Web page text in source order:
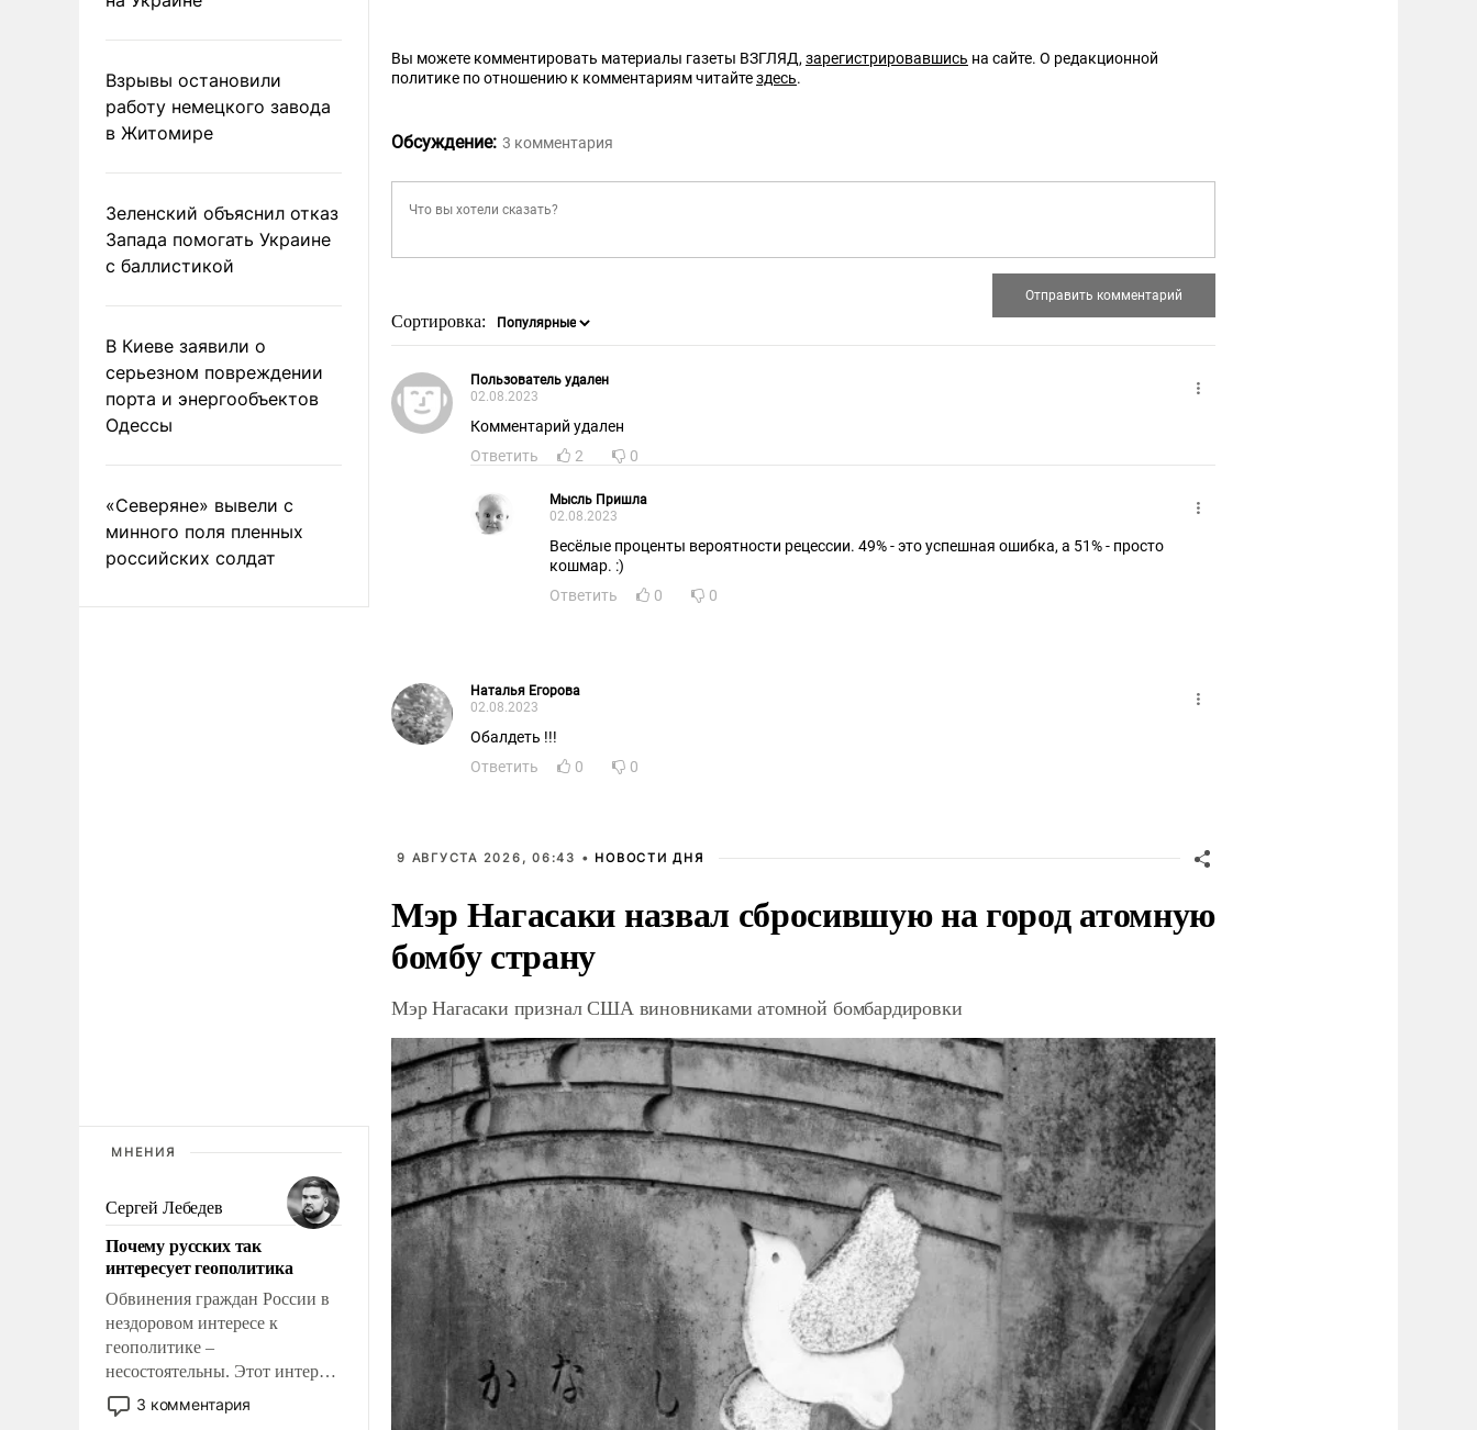
Взрывы остановили
работу немецкого завода
в Житомире
Зеленский объяснил отказ
Запада помогать Украине
с баллистикой
В Киеве заявили о
серьезном повреждении
порта и энергообъектов
Одессы
«Северяне» вывели с
минного поля пленных
российских солдат
МНЕНИЯ
Сергей Лебедев
Почему русских так
интересует геополитика
Обвинения граждан России в
нездоровом интересе к
геополитике –
несостоятельны. Этот интерес
рационален и прагматичен. Он
обусловлен тысячелетним
3 комментария
Вы можете комментировать материалы газеты ВЗГЛЯД,зарегистрировавшись на сайте. О редакционной
политике по отношению к комментариям читайтездесь.
Обсуждение: 3 комментария
Сортировка:
Пользователь удален
02.08.2023
Комментарий удален
Ответить
2 0
Мысль Пришла
02.08.2023
Весёлые проценты вероятности рецессии. 49% - это успешная ошибка, а 51% - просто
кошмар. :)
Ответить
0 0
Наталья Егорова
02.08.2023
Обалдеть !!!
Ответить
0 0
9 АВГУСТА 2026, 06:43 • НОВОСТИ ДНЯ
Мэр Нагасаки назвал сбросившую на город атомную
бомбу страну
Мэр Нагасаки признал США виновниками атомной бомбардировки